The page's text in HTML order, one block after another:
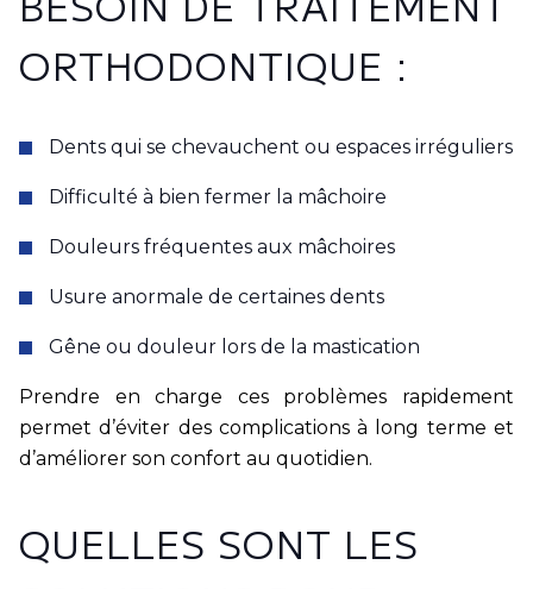
ORTHODONTIQUE :
Dents qui se chevauchent ou espaces irréguliers
Difficulté à bien fermer la mâchoire
Douleurs fréquentes aux mâchoires
Usure anormale de certaines dents
Gêne ou douleur lors de la mastication
Prendre en charge ces problèmes rapidement
permet d’éviter des complications à long terme et
d’améliorer son confort au quotidien.
QUELLES SONT LES